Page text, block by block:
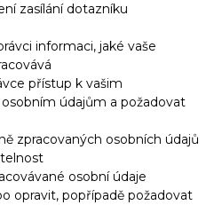
zasílání dotazníku
informaci, jaké vaše
přístup k vašim
údajům a požadovat
zpracovaných osobních údajů
osobní údaje
opravit, popřípadě požadovat